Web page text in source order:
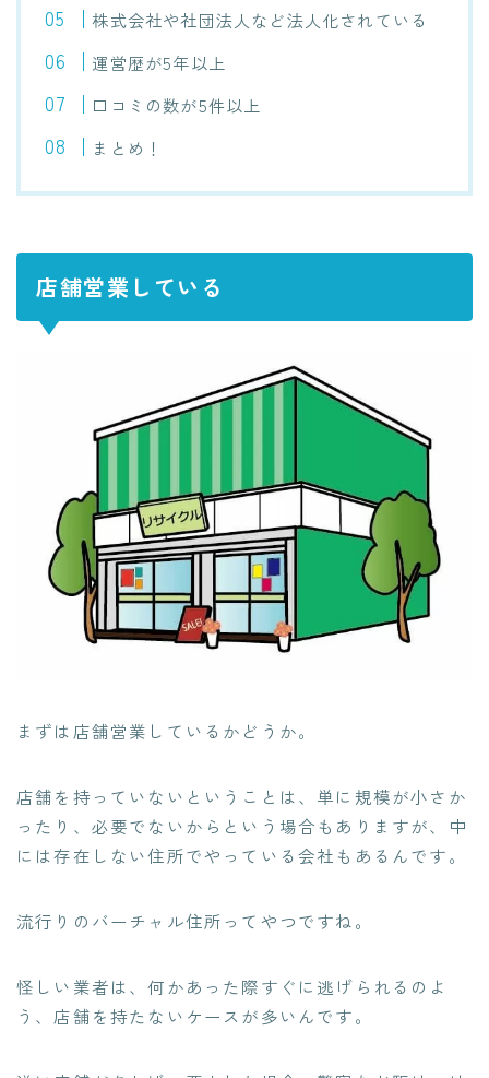
株式会社や社団法人など法人化されている
運営歴が5年以上
口コミの数が5件以上
まとめ！
店舗営業している
まずは店舗営業しているかどうか。
店舗を持っていないということは、単に規模が小さか
ったり、必要でないからという場合もありますが、中
には存在しない住所でやっている会社もあるんです。
流行りのバーチャル住所ってやつですね。
怪しい業者は、何かあった際すぐに逃げられるのよ
う、店舗を持たないケースが多い んです。